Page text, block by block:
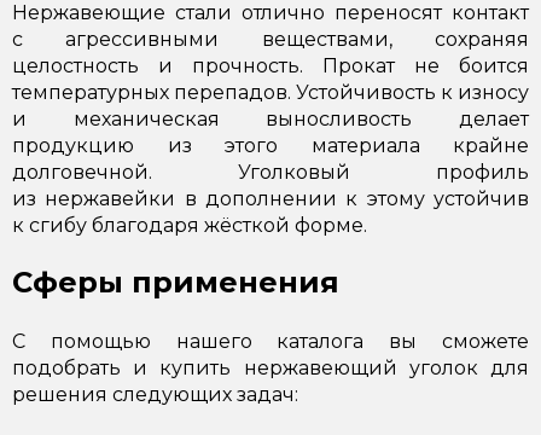
Нержавеющие стали отлично переносят контакт
с агрессивными веществами, сохраняя
целостность и прочность. Прокат не боится
температурных перепадов. Устойчивость к износу
и механическая выносливость делает
продукцию из этого материала крайне
долговечной. Уголковый профиль
из нержавейки в дополнении к этому устойчив
к сгибу благодаря жёсткой форме.
Сферы применения
С помощью нашего каталога вы сможете
подобрать и купить нержавеющий уголок для
решения следующих задач: